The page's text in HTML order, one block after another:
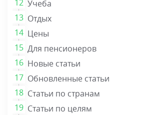
Учеба
Отдых
Цены
Для пенсионеров
Новые статьи
Обновленные статьи
Статьи по странам
Статьи по целям